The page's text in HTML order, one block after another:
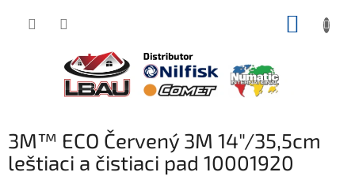
3M™ ECO Červený 3M 14"/35,5cm
leštiaci a čistiaci pad 10001920